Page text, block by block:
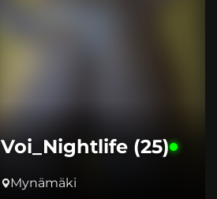
Voi_Nightlife (25)
Mynämäki